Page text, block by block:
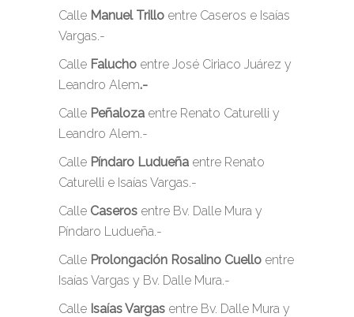
Calle Manuel Trillo entre Caseros e Isaías
Vargas.-
Calle Falucho entre José Ciriaco Juárez y
Leandro Alem.-
Calle Peñaloza entre Renato Caturelli y
Leandro Alem.-
Calle Píndaro Ludueña entre Renato
Caturelli e Isaías Vargas.-
Calle Caseros entre Bv. Dalle Mura y
Píndaro Ludueña.-
Calle Prolongación Rosalino Cuello entre
Isaías Vargas y Bv. Dalle Mura.-
Calle Isaías Vargas entre Bv. Dalle Mura y